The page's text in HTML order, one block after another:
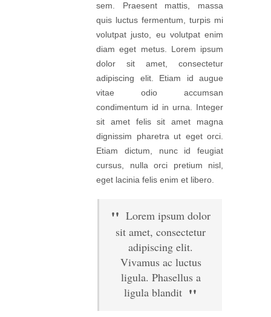
sem. Praesent mattis, massa
quis luctus fermentum, turpis mi
volutpat justo, eu volutpat enim
diam eget metus. Lorem ipsum
dolor sit amet, consectetur
adipiscing elit. Etiam id augue
vitae odio accumsan
condimentum id in urna. Integer
sit amet felis sit amet magna
dignissim pharetra ut eget orci.
Etiam dictum, nunc id feugiat
cursus, nulla orci pretium nisl,
eget lacinia felis enim et libero.
Lorem ipsum dolor
sit amet, consectetur
adipiscing elit.
Vivamus ac luctus
ligula. Phasellus a
ligula blandit